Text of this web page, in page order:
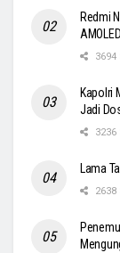
Redmi
3694
Kapolri
Jadi
3236
Lama
2638